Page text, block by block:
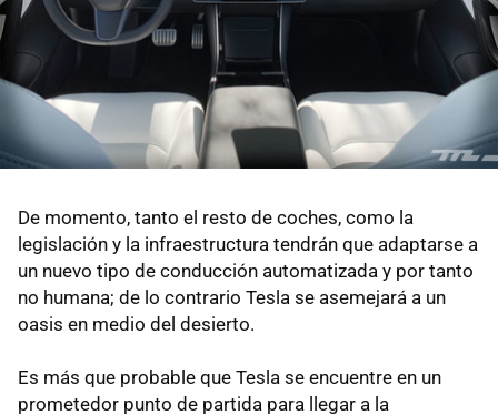
De momento, tanto el resto de coches, como la
legislación y la infraestructura tendrán que adaptarse a
un nuevo tipo de conducción automatizada y por tanto
no humana; de lo contrario Tesla se asemejará a un
oasis en medio del desierto.
Es más que probable que Tesla se encuentre en un
prometedor punto de partida para llegar a la